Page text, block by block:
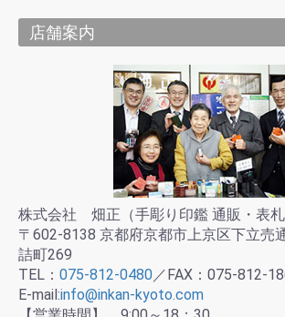
店舗案内
株式会社 畑正（手彫り印鑑 通販・表札
〒602-8138 京都府京都市上京区下立売
詰町269
TEL： 075-812-0480 ／FAX：075-812-
E-mail:info@inkan-kyoto.com